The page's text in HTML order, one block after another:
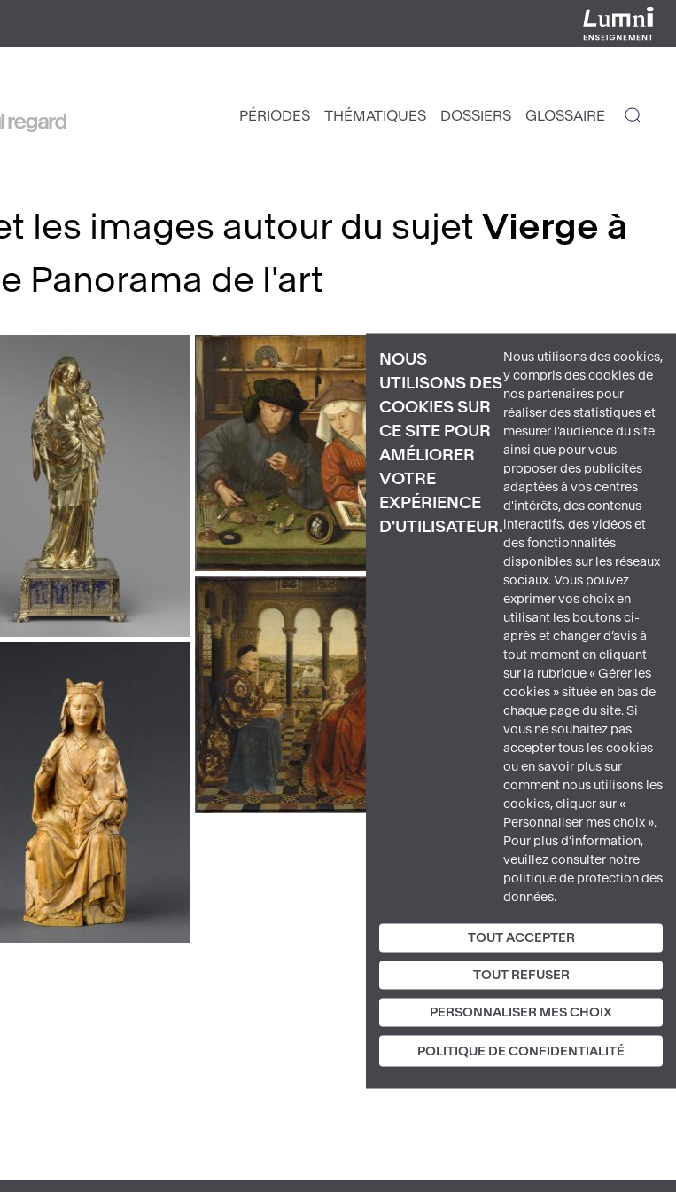
NOUS
UTILISONS DES
COOKIES SUR
CE SITE POUR
AMÉLIORER
VOTRE
EXPÉRIENCE
D'UTILISATEUR.
Nous utilisons des cookies,
y compris des cookies de
nos partenaires pour
réaliser des statistiques et
mesurer l'audience du site
ainsi que pour vous
proposer des publicités
adaptées à vos centres
d'intérêts, des contenus
interactifs, des vidéos et
des fonctionnalités
disponibles sur les réseaux
sociaux. Vous pouvez
exprimer vos choix en
utilisant les boutons ci-
après et changer d’avis à
tout moment en cliquant
sur la rubrique « Gérer les
cookies » située en bas de
chaque page du site. Si
vous ne souhaitez pas
accepter tous les cookies
ou en savoir plus sur
comment nous utilisons les
cookies, cliquer sur «
Personnaliser mes choix ».
Pour plus d’information,
veuillez consulter notre
politique de protection des
données.
TOUT ACCEPTER
TOUT REFUSER
PERSONNALISER MES CHOIX
POLITIQUE DE CONFIDENTIALITÉ
regard
NAVIGATION
PÉRIODES THÉMATIQUES DOSSIERS GLOSSAIRE
les images autour du sujet Vierge à
Panorama de l'art